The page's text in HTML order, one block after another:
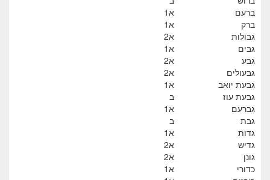
ברעם
א1
ברק
א1
גבולות
א2
גבים
א1
גבע
א2
גבעולים
א2
גבעת יואב
א1
גבעת עוז
ב
גברעם
א1
גבת
ב
גדות
א1
גדיש
א2
גונן
א2
כדורי
א1